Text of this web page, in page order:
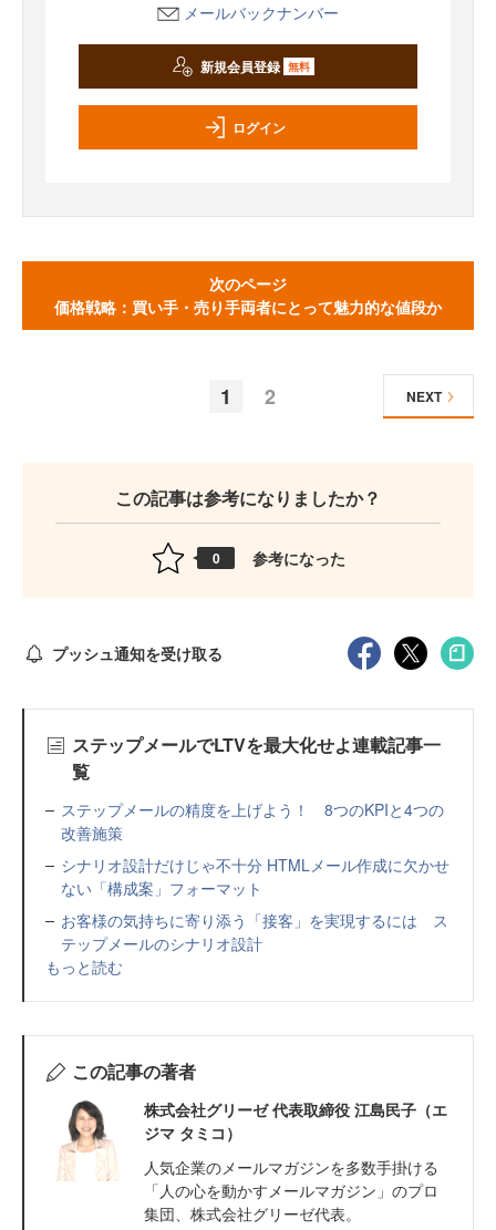
メールバックナンバー
新規会員登録 無料
ログイン
次のページ
価格戦略：買い手・売り手両者にとって魅力的な値段か
1 2 NEXT
この記事は参考になりましたか？
0 参考になった
プッシュ通知を受け取る
ステップメールでLTVを最大化せよ連載記事一
覧
ステップメールの精度を上げよう！ 8つのKPIと4つの
改善施策
シナリオ設計だけじゃ不十分 HTMLメール作成に欠かせ
ない「構成案」フォーマット
お客様の気持ちに寄り添う「接客」を実現するには ス
テップメールのシナリオ設計
もっと読む
この記事の著者
株式会社グリーゼ 代表取締役 江島民子（エ
ジマ タミコ）
人気企業のメールマガジンを多数手掛ける
「人の心を動かすメールマガジン」のプロ
集団、株式会社グリーゼ代表。